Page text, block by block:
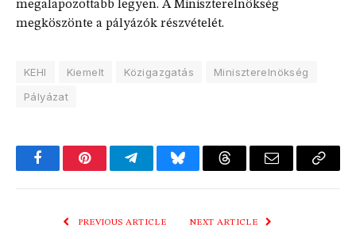
megalapozottabb legyen. A Miniszterelnökség
megköszönte a pályázók részvételét.
KEHI Kiemelt Közigazgatás
Miniszterelnökség
Pályázat
FacebookPinterestTelegramBlueskyThreadsEmail
Copy
PREVIOUS ARTICLE NEXT ARTICLE